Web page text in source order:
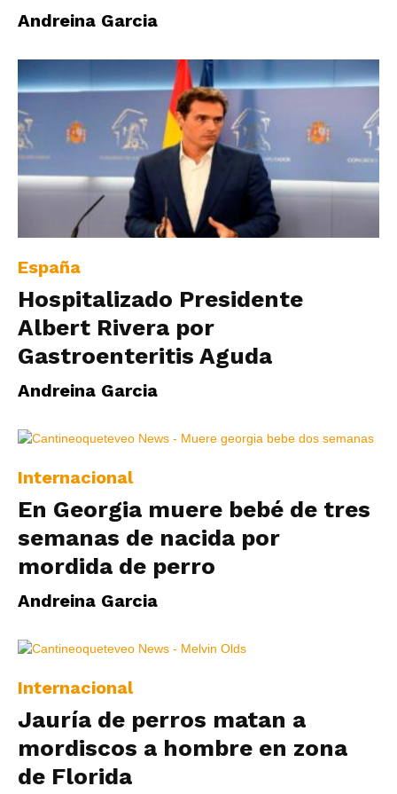
Andreina Garcia
España
Hospitalizado Presidente
Albert Rivera por
Gastroenteritis Aguda
Andreina Garcia
Internacional
En Georgia muere bebé de tres
semanas de nacida por
mordida de perro
Andreina Garcia
Internacional
Jauría de perros matan a
mordiscos a hombre en zona
de Florida